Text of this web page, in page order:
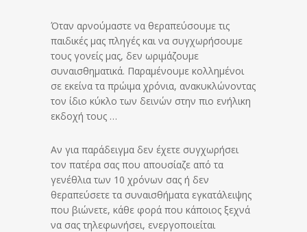
Όταν αρνούμαστε να θεραπεύσουμε τις
παιδικές μας πληγές και να συγχωρήσουμε
τους γονείς μας, δεν ωριμάζουμε
συναισθηματικά. Παραμένουμε κολλημένοι
σε εκείνα τα πρώιμα χρόνια, ανακυκλώνοντας
τον ίδιο κύκλο των δεινών στην πιο ενήλικη
εκδοχή τους …
Αν για παράδειγμα δεν έχετε συγχωρήσει
τον πατέρα σας που απουσίαζε από τα
γενέθλια των 10 χρόνων σας ή δεν
θεραπεύσετε τα συναισθήματα εγκατάλειψης
που βιώνετε, κάθε φορά που κάποιος ξεχνά
να σας τηλεφωνήσει, ενεργοποιείται